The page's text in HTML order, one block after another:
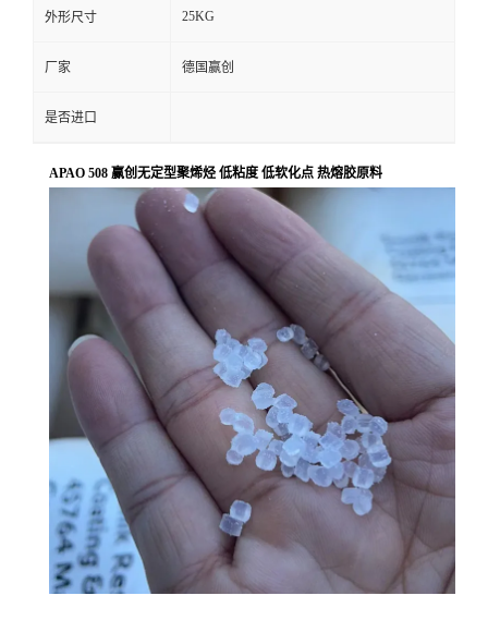
外形尺寸 25KG
厂家 德国赢创
是否进口
APAO 508 赢创无定型聚烯烃 低粘度 低软化点 热熔胶原料